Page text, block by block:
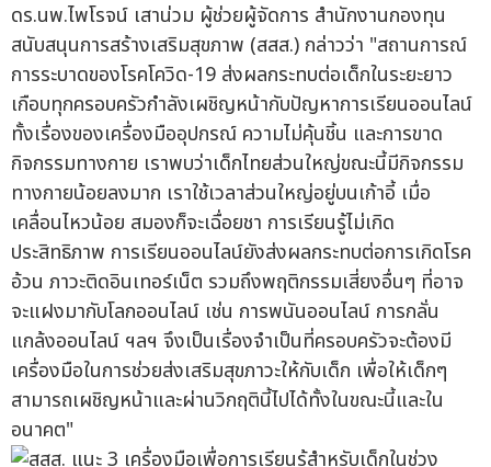
ดร.นพ.ไพโรจน์ เสาน่วม ผู้ช่วยผู้จัดการ สำนักงานกองทุน
สนับสนุนการสร้างเสริมสุขภาพ (สสส.) กล่าวว่า "สถานการณ์
การระบาดของโรคโควิด-19 ส่งผลกระทบต่อเด็กในระยะยาว
เกือบทุกครอบครัวกำลังเผชิญหน้ากับปัญหาการเรียนออนไลน์
ทั้งเรื่องของเครื่องมืออุปกรณ์ ความไม่คุ้นชิ้น และการขาด
กิจกรรมทางกาย เราพบว่าเด็กไทยส่วนใหญ่ขณะนี้มีกิจกรรม
ทางกายน้อยลงมาก เราใช้เวลาส่วนใหญ่อยู่บนเก้าอี้ เมื่อ
เคลื่อนไหวน้อย สมองก็จะเฉื่อยชา การเรียนรู้ไม่เกิด
ประสิทธิภาพ การเรียนออนไลน์ยังส่งผลกระทบต่อการเกิดโรค
อ้วน ภาวะติดอินเทอร์เน็ต รวมถึงพฤติกรรมเสี่ยงอื่นๆ ที่อาจ
จะแฝงมากับโลกออนไลน์ เช่น การพนันออนไลน์ การกลั่น
แกล้งออนไลน์ ฯลฯ จึงเป็นเรื่องจำเป็นที่ครอบครัวจะต้องมี
เครื่องมือในการช่วยส่งเสริมสุขภาวะให้กับเด็ก เพื่อให้เด็กๆ
สามารถเผชิญหน้าและผ่านวิกฤตินี้ไปได้ทั้งในขณะนี้และใน
อนาคต"